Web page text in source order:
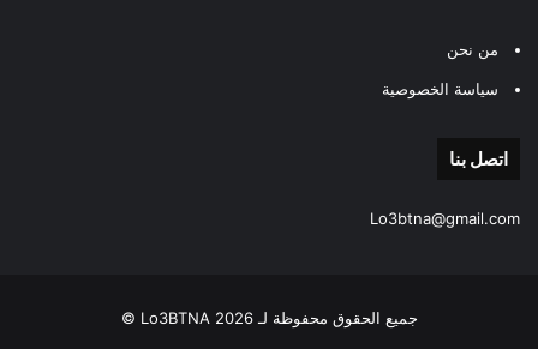
من نحن
سياسة الخصوصية
اتصل بنا
Lo3btna@gmail.com
جميع الحقوق محفوظة لـ Lo3BTNA 2026 ©